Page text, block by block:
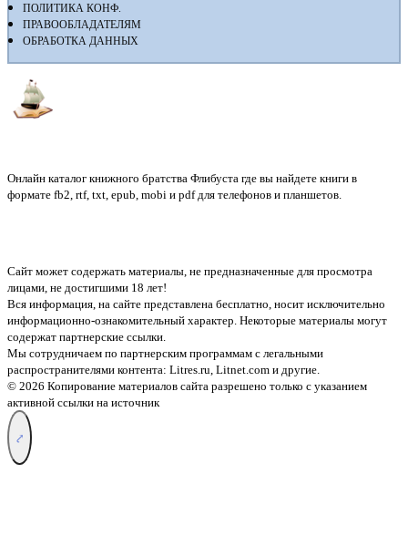
ПОЛИТИКА КОНФ.
ПРАВООБЛАДАТЕЛЯМ
ОБРАБОТКА ДАННЫХ
Онлайн каталог книжного братства Флибуста где вы найдете книги в
формате fb2, rtf, txt, epub, mobi и pdf для телефонов и планшетов.
Сайт может содержать материалы, не предназначенные для просмотра
лицами, не достигшими 18 лет!
Вся информация, на сайте представлена бесплатно, носит исключительно
информационно-ознакомительный характер. Некоторые материалы могут
содержат партнерские ссылки.
Мы сотрудничаем по партнерским программам с легальными
распространителями контента: Litres.ru, Litnet.com и другие.
© 2026 Копирование материалов сайта разрешено только с указанием
активной ссылки на источник